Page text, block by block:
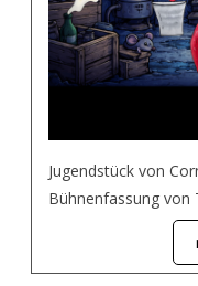
Jugendstück von
Bühnenfassung von